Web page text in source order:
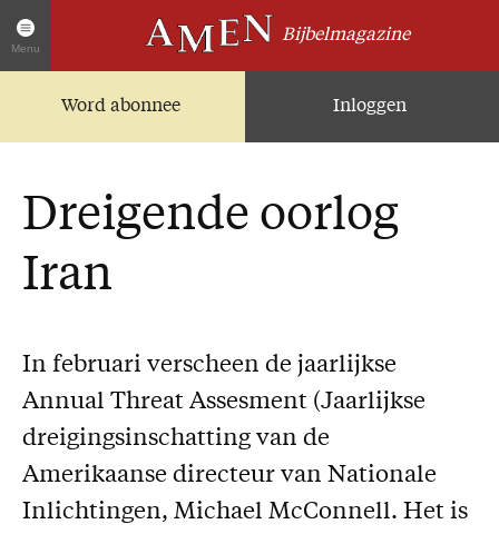
Menu
Bijbelmagazine
Word abonnee Inloggen
Artikelen
Zoek in alle artikelen
Twitter
Facebook
Over AMEN
Abonnementen
Dreigende oorlog
Iran
In februari verscheen de jaarlijkse
Annual Threat Assesment (Jaarlijkse
dreigingsinschatting van de
Amerikaanse directeur van Nationale
Inlichtingen, Michael McConnell. Het is